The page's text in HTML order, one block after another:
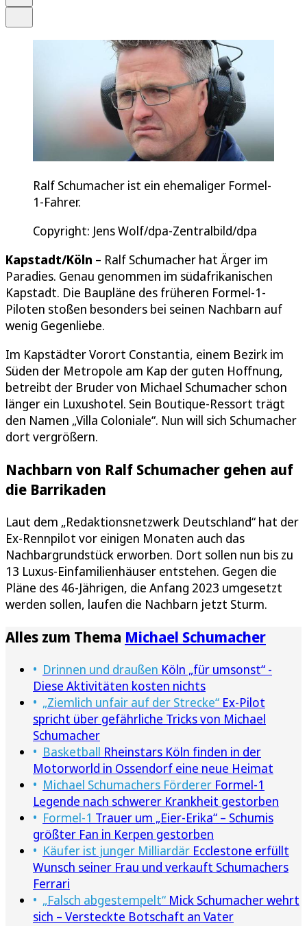
Ralf Schumacher ist ein ehemaliger Formel-
1-Fahrer.
Copyright: Jens Wolf/dpa-Zentralbild/dpa
Kapstadt/Köln – Ralf Schumacher hat Ärger im
Paradies. Genau genommen im südafrikanischen
Kapstadt. Die Baupläne des früheren Formel-1-
Piloten stoßen besonders bei seinen Nachbarn auf
wenig Gegenliebe.
Im Kapstädter Vorort Constantia, einem Bezirk im
Süden der Metropole am Kap der guten Hoffnung,
betreibt der Bruder von Michael Schumacher schon
länger ein Luxushotel. Sein Boutique-Ressort trägt
den Namen „Villa Coloniale“. Nun will sich Schumacher
dort vergrößern.
Nachbarn von Ralf Schumacher gehen auf
die Barrikaden
Laut dem „Redaktionsnetzwerk Deutschland“ hat der
Ex-Rennpilot vor einigen Monaten auch das
Nachbargrundstück erworben. Dort sollen nun bis zu
13 Luxus-Einfamilienhäuser entstehen. Gegen die
Pläne des 46-Jährigen, die Anfang 2023 umgesetzt
werden sollen, laufen die Nachbarn jetzt Sturm.
Alles zum Thema Michael Schumacher
Drinnen und draußen Köln „für umsonst“ -
Diese Aktivitäten kosten nichts
„Ziemlich unfair auf der Strecke“ Ex-Pilot
spricht über gefährliche Tricks von Michael
Schumacher
Basketball Rheinstars Köln finden in der
Motorworld in Ossendorf eine neue Heimat
Michael Schumachers Förderer Formel-1
Legende nach schwerer Krankheit gestorben
Formel-1 Trauer um „Eier-Erika“ – Schumis
größter Fan in Kerpen gestorben
Käufer ist junger Milliardär Ecclestone erfüllt
Wunsch seiner Frau und verkauft Schumachers
Ferrari
„Falsch abgestempelt“ Mick Schumacher wehrt
sich – Versteckte Botschaft an Vater